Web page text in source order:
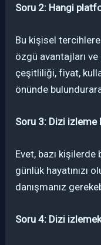
Soru 2: Hangi
Bu kişisel
özgü avantajları
çeşitliliği, fiyat,
önünde
Soru 3: Dizi izleme
Evet, bazı kişilerde
günlük hayatınızı
danışmanız
Soru 4: Dizi